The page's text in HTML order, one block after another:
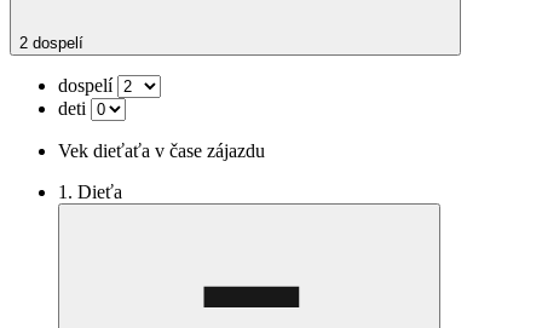
2 dospelí
dospelí
deti
Vek dieťaťa v čase zájazdu
1. Dieťa